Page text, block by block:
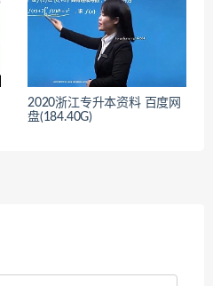
2020浙江专升本资料 百度网
盘(184.40G)